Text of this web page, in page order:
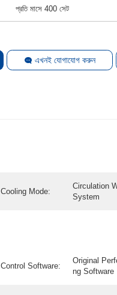
প্রতি মাসে 400 সেট
এখনই যোগাযোগ করুন
Cooling Mode:
Circulation
System
Control Software:
Original
ng Software